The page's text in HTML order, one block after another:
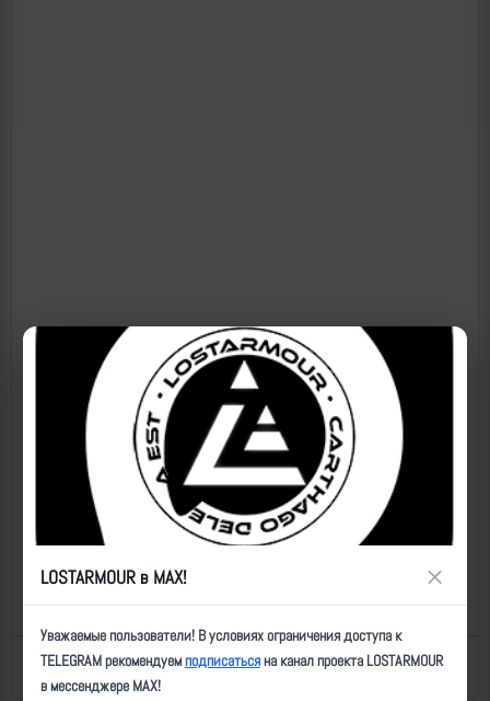
Назад к списку Последнее обновление: 18.01.2025 12:47
LOSTARMOUR в MAX! ×
Уважаемые пользователи! В условиях ограничения доступа к
TELEGRAM рекомендуемподписатьсяна канал проекта LOSTARMOUR
в мессенджере MAX!